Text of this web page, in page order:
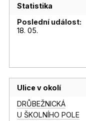
Statistika
Poslední událost:
18. 05.
Ulice v okolí
DRŮBEŽNICKÁ
U ŠKOLNÍHO POLE